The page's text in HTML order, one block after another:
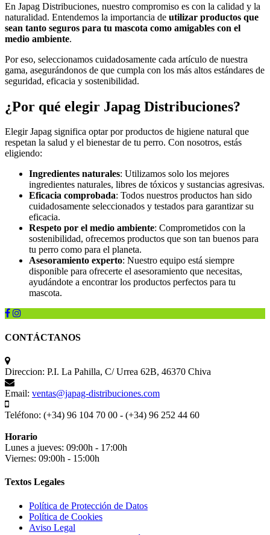
En Japag Distribuciones, nuestro compromiso es con la calidad y la
naturalidad. Entendemos la importancia de utilizar productos que
sean tanto seguros para tu mascota como amigables con el
medio ambiente.
Por eso, seleccionamos cuidadosamente cada artículo de nuestra
gama, asegurándonos de que cumpla con los más altos estándares de
seguridad, eficacia y sostenibilidad.
¿Por qué elegir Japag Distribuciones?
Elegir Japag significa optar por productos de higiene natural que
respetan la salud y el bienestar de tu perro. Con nosotros, estás
eligiendo:
Ingredientes naturales: Utilizamos solo los mejores
ingredientes naturales, libres de tóxicos y sustancias agresivas.
Eficacia comprobada: Todos nuestros productos han sido
cuidadosamente seleccionados y testados para garantizar su
eficacia.
Respeto por el medio ambiente: Comprometidos con la
sostenibilidad, ofrecemos productos que son tan buenos para
tu perro como para el planeta.
Asesoramiento experto: Nuestro equipo está siempre
disponible para ofrecerte el asesoramiento que necesitas,
ayudándote a encontrar los productos perfectos para tu
mascota.
CONTÁCTANOS
Direccion: P.I. La Pahilla, C/ Urrea 62B, 46370 Chiva
Email: ventas@japag-distribuciones.com
Teléfono: (+34) 96 104 70 00 - (+34) 96 252 44 60
Horario
Lunes a jueves: 09:00h - 17:00h
Viernes: 09:00h - 15:00h
Textos Legales
Política de Protección de Datos
Política de Cookies
Aviso Legal